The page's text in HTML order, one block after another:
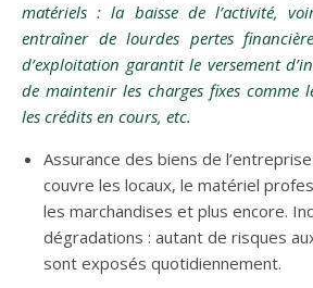
matériels : la baisse de l’activité,
entraîner de lourdes pertes
d’exploitation garantit le versement
de maintenir les charges fixes comme
les crédits en cours, etc.
Assurance des biens de
couvre les locaux, le matériel
les marchandises et plus encore.
dégradations : autant de risques
sont exposés quotidiennement.